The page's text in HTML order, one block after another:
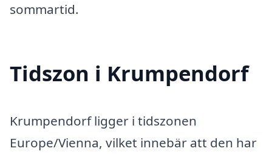
sommartid.
Tidszon i Krumpendorf
Krumpendorf ligger i tidszonen
Europe/Vienna, vilket innebär att den har